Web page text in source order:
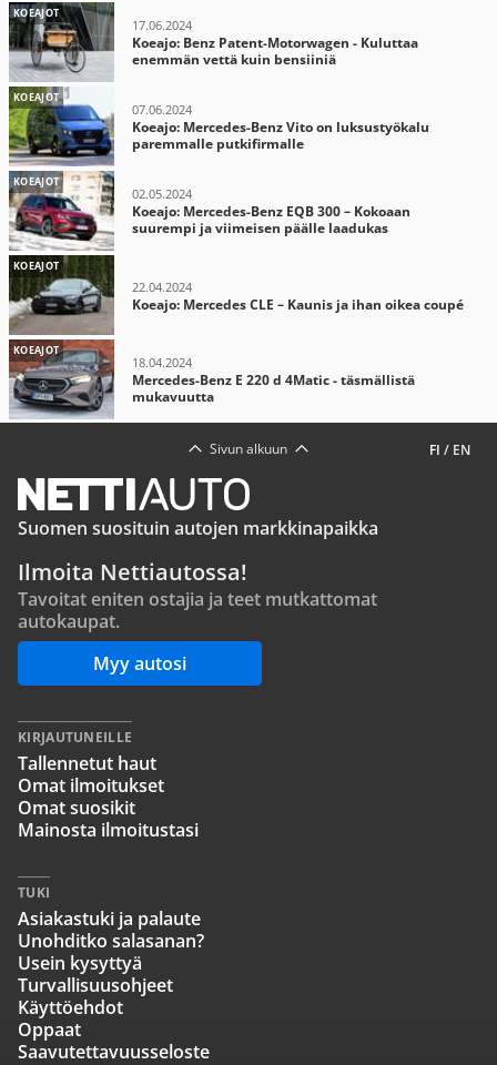
KOEAJOT
17.06.2024
Koeajo: Benz Patent-Motorwagen - Kuluttaa
enemmän vettä kuin bensiiniä
KOEAJOT
07.06.2024
Koeajo: Mercedes-Benz Vito on luksustyökalu
paremmalle putkifirmalle
KOEAJOT
02.05.2024
Koeajo: Mercedes-Benz EQB 300 – Kokoaan
suurempi ja viimeisen päälle laadukas
KOEAJOT
22.04.2024
Koeajo: Mercedes CLE – Kaunis ja ihan oikea coupé
KOEAJOT
18.04.2024
Mercedes-Benz E 220 d 4Matic - täsmällistä
mukavuutta
FI / EN
Sivun alkuun
Suomen suosituin autojen markkinapaikka
Ilmoita Nettiautossa!
Tavoitat eniten ostajia ja teet mutkattomat
autokaupat.
Myy autosi
KIRJAUTUNEILLE
Tallennetut haut
Omat ilmoitukset
Omat suosikit
Mainosta ilmoitustasi
TUKI
Asiakastuki ja palaute
Unohditko salasanan?
Usein kysyttyä
Turvallisuusohjeet
Käyttöehdot
Oppaat
Saavutettavuusseloste